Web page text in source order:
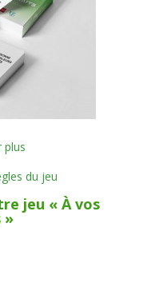
plus
du jeu
jeu « À vos
»